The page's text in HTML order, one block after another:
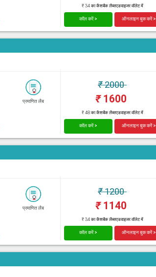
₹ 34 का कैशबैक लैब्सएडवाइजर वॉलेट में
कॉल करें > ऑनलाइन बुक करें >
प्रमाणित लैब
₹2000
₹1600
₹ 48 का कैशबैक लैब्सएडवाइजर वॉलेट में
कॉल करें > ऑनलाइन बुक करें >
प्रमाणित लैब
₹1200
₹1140
₹ 34 का कैशबैक लैब्सएडवाइजर वॉलेट में
कॉल करें > ऑनलाइन बुक करें >